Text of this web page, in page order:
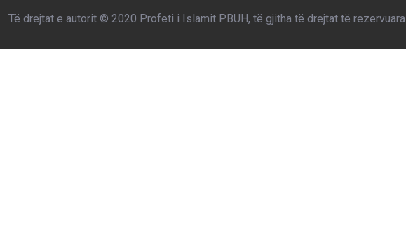
Të drejtat e autorit © 2020 Profeti i Islamit PBUH, të gjitha të drejtat të rezervuara